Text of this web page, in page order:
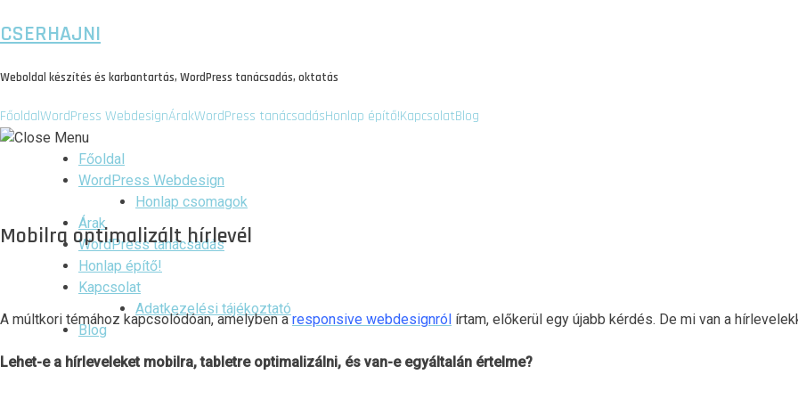
CSERHAJNI
Weboldal készítés és karbantartás, WordPress tanácsadás, oktatás
FőoldalWordPress WebdesignÁrakWordPress tanácsadásHonlap építő!KapcsolatBlog
Főoldal
WordPress Webdesign
Honlap csomagok
Árak
WordPress tanácsadás
Honlap építő!
Kapcsolat
Adatkezelési tájékoztató
Blog
Mobilra optimalizált hírlevél
A múltkori témához kapcsolódóan, amelyben aresponsive webdesignról írtam, előkerül egy újabb kérdés. De mi van a
Lehet-e a hírleveleket mobilra, tabletre optimalizálni, és van-e egyáltalán értelme?